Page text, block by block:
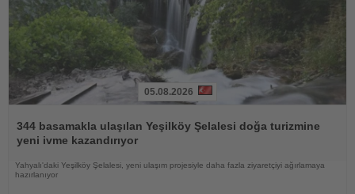
Oku
05.08.2026
344 basamakla ulaşılan Yeşilköy Şelalesi doğa turizmine
yeni ivme kazandırıyor
Yahyalı'daki Yeşilköy Şelalesi, yeni ulaşım projesiyle daha fazla ziyaretçiyi ağırlamaya
hazırlanıyor